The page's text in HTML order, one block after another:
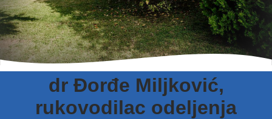
dr Đorđe Miljković,
rukovodilac odeljenja